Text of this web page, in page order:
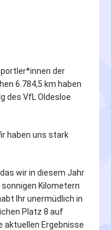
der
6.784,5 km haben
des VfL Oldesloe
haben uns stark
wir in diesem Jahr
Kilometern
Ihr unermüdlich in
Platz 8 auf
aktuellen Ergebnisse